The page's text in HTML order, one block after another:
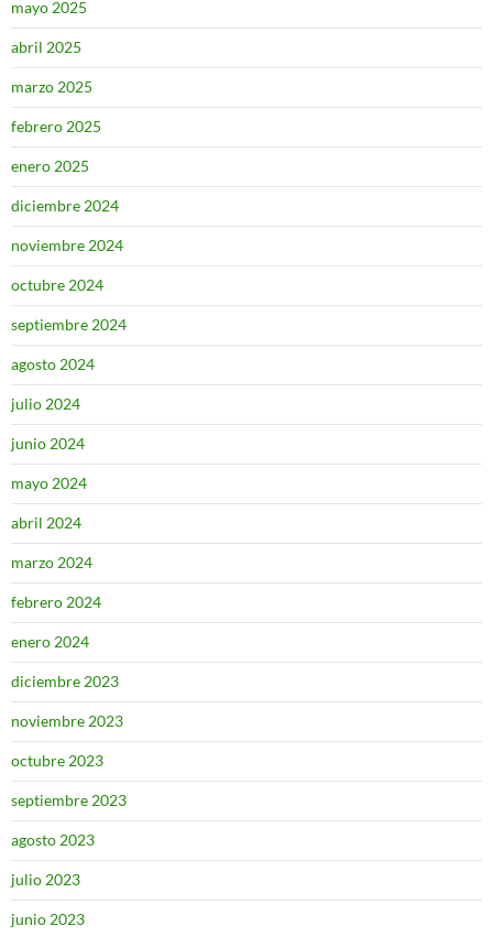
mayo 2025
abril 2025
marzo 2025
febrero 2025
enero 2025
diciembre 2024
noviembre 2024
octubre 2024
septiembre 2024
agosto 2024
julio 2024
junio 2024
mayo 2024
abril 2024
marzo 2024
febrero 2024
enero 2024
diciembre 2023
noviembre 2023
octubre 2023
septiembre 2023
agosto 2023
julio 2023
junio 2023